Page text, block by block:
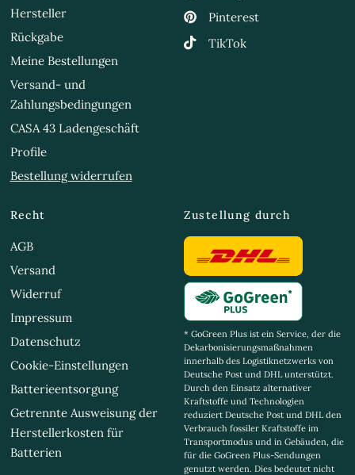
Hersteller
Rückgabe
Meine Bestellungen
Versand- und
Zahlungsbedingungen
CASA 43 Ladengeschäft
Profile
Bestellung widerrufen
Pinterest
TikTok
Recht
AGB
Versand
Widerruf
Impressum
Datenschutz
Cookie-Einstellungen
Batterieentsorgung
Getrennte Ausweisung der
Herstellerkosten für
Batterien
Zustellung durch
* GoGreen Plus ist ein Service, der die
Dekarbonisierungsmaßnahmen
innerhalb des Logistiknetzwerks von
Deutsche Post und DHL unterstützt.
Durch den Einsatz alternativer
Kraftstoffe und Technologien
reduziert Deutsche Post und DHL den
Verbrauch fossiler Kraftstoffe im
Transportmodus und in Gebäuden, die
für die GoGreen Plus-Sendungen
genutzt werden. Dies bedeutet nicht